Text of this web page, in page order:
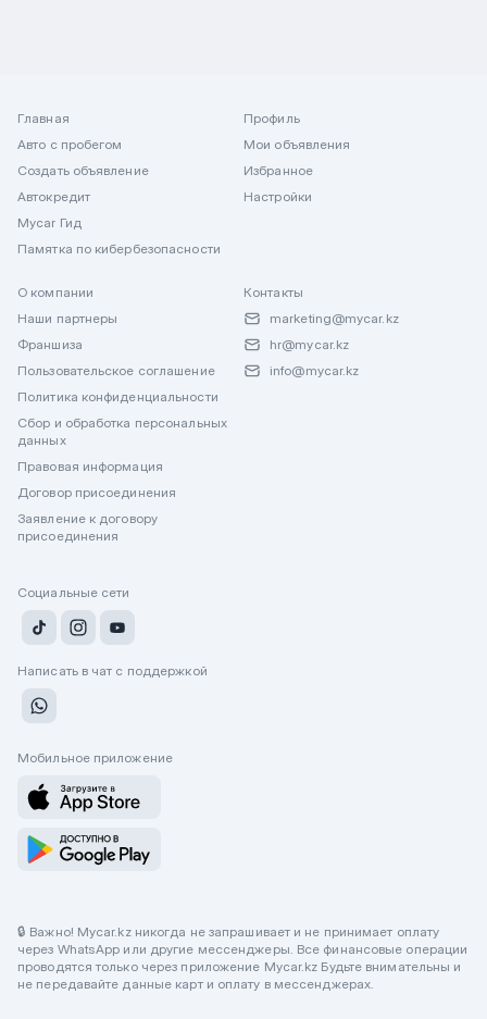
Главная
Авто с пробегом
Создать объявление
Автокредит
Mycar Гид
Памятка по кибербезопасности
Профиль
Мои объявления
Избранное
Настройки
О компании
Наши партнеры
Франшиза
Пользовательское соглашение
Политика конфиденциальности
Сбор и обработка персональных
данных
Правовая информация
Договор присоединения
Заявление к договору
присоединения
Контакты
marketing@mycar.kz
hr@mycar.kz
info@mycar.kz
Социальные сети
Написать в чат с поддержкой
Мобильное приложение
🔒 Важно! Mycar.kz никогда не запрашивает и не принимает оплату
через WhatsApp или другие мессенджеры. Все финансовые операции
проводятся только через приложение Mycar.kz Будьте внимательны и
не передавайте данные карт и оплату в мессенджерах.